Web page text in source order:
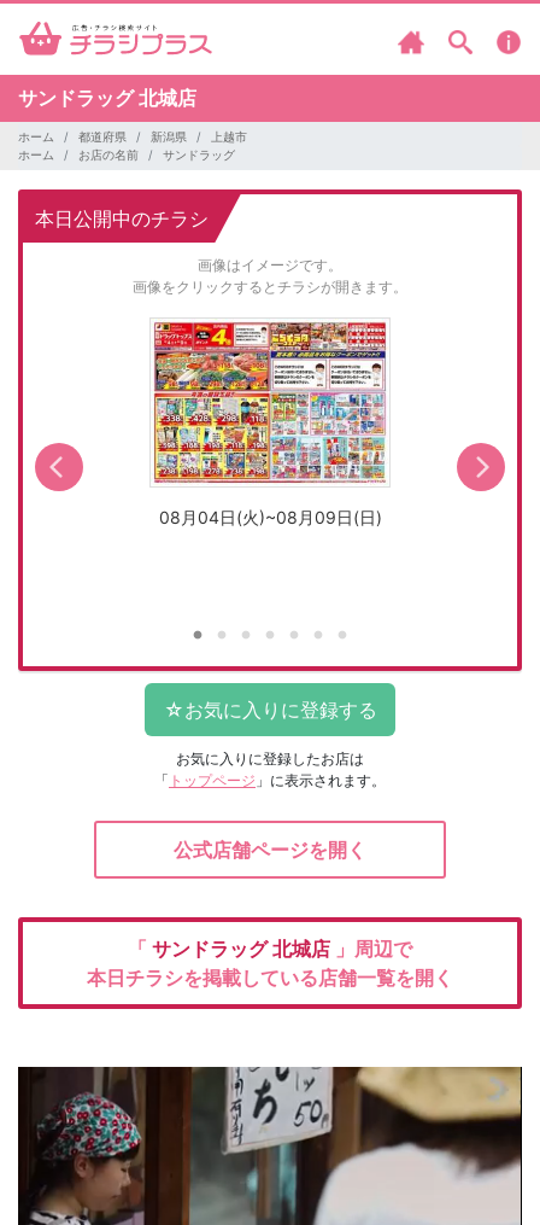
サンドラッグ北城店
ホーム 都道府県 新潟県
上越市
ホーム
お店の名前 サンドラッグ
本日公開中のチラシ
画像はイメージです。
画像をクリックするとチラシが開きます。
08月04日(火)~08月09日(日)
お気に入りに登録したお店は
「 トップページ 」に表示されます。
公式店舗ページを開く
「 サンドラッグ北城店 」周辺で
本日チラシを掲載している店舗一覧を開く